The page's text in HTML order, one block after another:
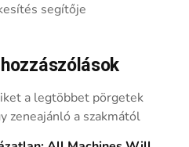
segítője
a legtöbbet pörgetek
zeneajánló a szakmától